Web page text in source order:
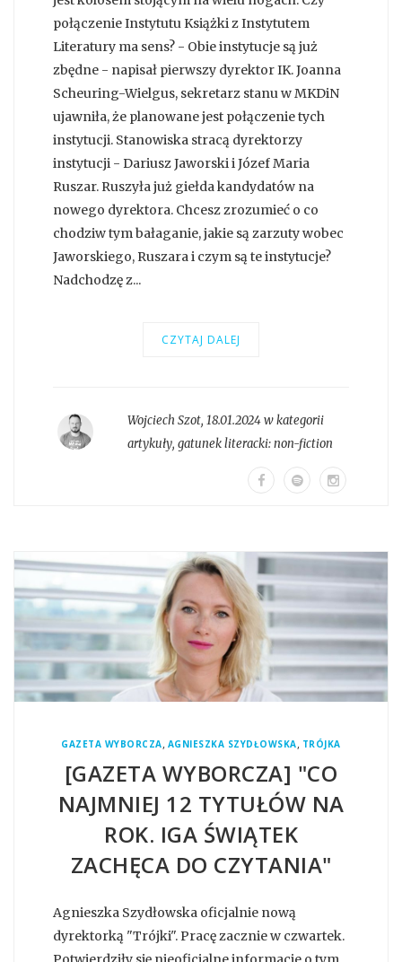
połączenie Instytutu Książki z Instytutem
Literatury ma sens? - Obie instytucje są już
zbędne - napisał pierwszy dyrektor IK. Joanna
Scheuring-Wielgus, sekretarz stanu w MKDiN
ujawniła, że planowane jest połączenie tych
instytucji. Stanowiska stracą dyrektorzy
instytucji - Dariusz Jaworski i Józef Maria
Ruszar. Ruszyła już giełda kandydatów na
nowego dyrektora. Chcesz zrozumieć o co
chodziw tym bałaganie, jakie są zarzuty wobec
Jaworskiego, Ruszara i czym są te instytucje?
Nadchodzę z...
CZYTAJ DALEJ
Wojciech Szot, 18.01.2024 w kategorii
artykuły, gatunek literacki:non-fiction
GAZETA WYBORCZA, AGNIESZKA SZYDŁOWSKA, TRÓJKA
[GAZETA WYBORCZA] "CO
NAJMNIEJ 12 TYTUŁÓW NA
ROK. IGA ŚWIĄTEK
ZACHĘCA DO CZYTANIA"
Agnieszka Szydłowska oficjalnie nową
dyrektorką "Trójki". Pracę zacznie w czwartek.